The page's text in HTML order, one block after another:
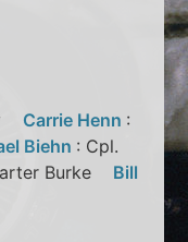
Carrie Henn :
Biehn : Cpl.
Burke Bill